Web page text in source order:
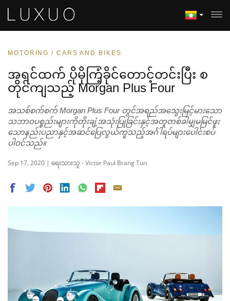
MOTORING / CARS AND BIKES
အရင်ထက် ပိုမိုကြံ့ခိုင်တောင့်တင်းပြီး စ
တိုင်ကျသည့် Morgan Plus Four
အသစ်စက်စက် Morgan Plus Four တွင်အရည်အသွေးမြင့်မားသော
သဘာဝပစ္စည်းများကိုတိုးချဲ့အသုံးပြုခြင်းနှင့်အတူတစ်ခါမျှမမြင်ဖူး
သောနည်းပညာနှင့်အဆင်ပြေလွယ်ကူသည့်အင်္ဂါရပ်များပေါင်းစပ်
ပါဝင်သည်။
Sep 17, 2020 | ရေးသားသူ - Victor Paul Brang Tun